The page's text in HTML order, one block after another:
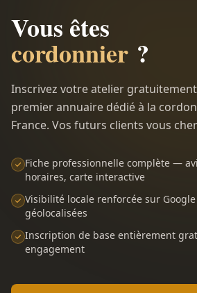
Vous êtes
cordonnier ?
Inscrivez votre atelier
premier annuaire dédié à la
France. Vos futurs clients vous
Fiche professionnelle complète —
horaires, carte interactive
Visibilité locale renforcée sur
géolocalisées
Inscription de base entièrement
engagement